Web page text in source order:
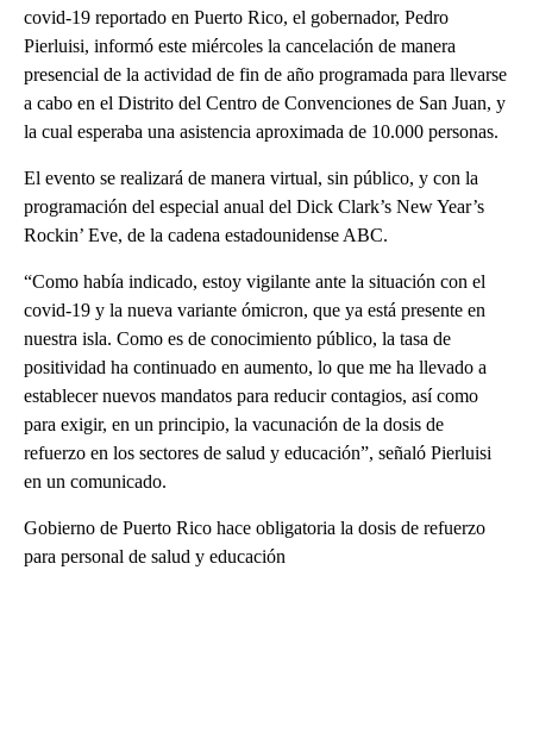
covid-19 reportado en Puerto Rico, el gobernador, Pedro
Pierluisi, informó este miércoles la cancelación de manera
presencial de la actividad de fin de año programada para llevarse
a cabo en el Distrito del Centro de Convenciones de San Juan, y
la cual esperaba una asistencia aproximada de 10.000 personas.
El evento se realizará de manera virtual, sin público, y con la
programación del especial anual del Dick Clark’s New Year’s
Rockin’ Eve, de la cadena estadounidense ABC.
“Como había indicado, estoy vigilante ante la situación con el
covid-19 y la nueva variante ómicron, que ya está presente en
nuestra isla. Como es de conocimiento público, la tasa de
positividad ha continuado en aumento, lo que me ha llevado a
establecer nuevos mandatos para reducir contagios, así como
para exigir, en un principio, la vacunación de la dosis de
refuerzo en los sectores de salud y educación”, señaló Pierluisi
en un comunicado.
Gobierno de Puerto Rico hace obligatoria la dosis de refuerzo
para personal de salud y educación